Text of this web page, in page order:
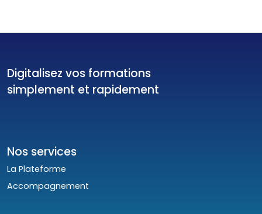
Digitalisez vos formations
simplement et rapidement
Nos services
La Plateforme
Accompagnement